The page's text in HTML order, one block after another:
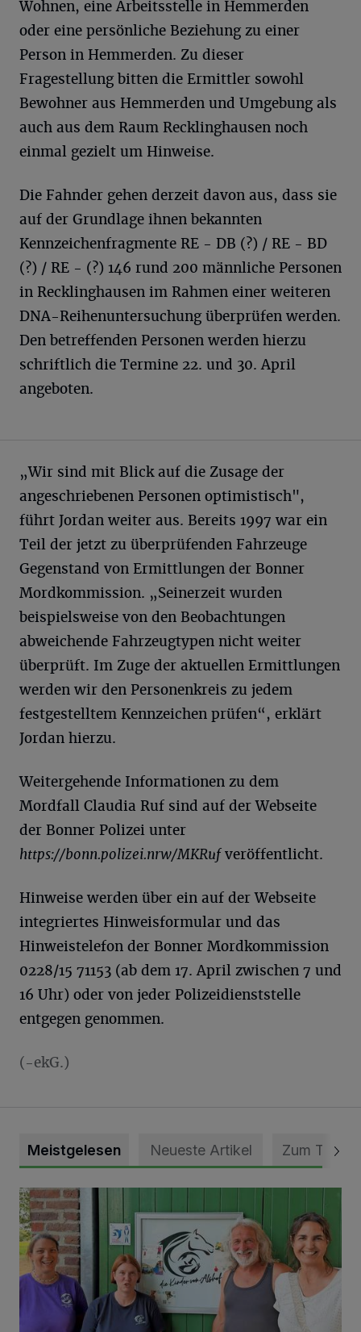
Wohnen, eine Arbeitsstelle in Hemmerden
oder eine persönliche Beziehung zu einer
Person in Hemmerden. Zu dieser
Fragestellung bitten die Ermittler sowohl
Bewohner aus Hemmerden und Umgebung als
auch aus dem Raum Recklinghausen noch
einmal gezielt um Hinweise.
Die Fahnder gehen derzeit davon aus, dass sie
auf der Grundlage ihnen bekannten
Kennzeichenfragmente RE - DB (?) / RE - BD
(?) / RE - (?) 146 rund 200 männliche Personen
in Recklinghausen im Rahmen einer weiteren
DNA-Reihenuntersuchung überprüfen werden.
Den betreffenden Personen werden hierzu
schriftlich die Termine 22. und 30. April
angeboten.
„Wir sind mit Blick auf die Zusage der
angeschriebenen Personen optimistisch",
führt Jordan weiter aus. Bereits 1997 war ein
Teil der jetzt zu überprüfenden Fahrzeuge
Gegenstand von Ermittlungen der Bonner
Mordkommission. „Seinerzeit wurden
beispielsweise von den Beobachtungen
abweichende Fahrzeugtypen nicht weiter
überprüft. Im Zuge der aktuellen Ermittlungen
werden wir den Personenkreis zu jedem
festgestelltem Kennzeichen prüfen“, erklärt
Jordan hierzu.
Weitergehende Informationen zu dem
Mordfall Claudia Ruf sind auf der Webseite
der Bonner Polizei unter
https://bonn.polizei.nrw/MKRufveröffentlicht.
Hinweise werden über ein auf der Webseite
integriertes Hinweisformular und das
Hinweistelefon der Bonner Mordkommission
0228/15 71153 (ab dem 17. April zwischen 7 und
16 Uhr) oder von jeder Polizeidienststelle
entgegen genommen.
(-ekG.)
Meistgelesen Neueste Artikel Zum Thema
Vorbildlicher Einsatz für den Artenschutz gewürdigt